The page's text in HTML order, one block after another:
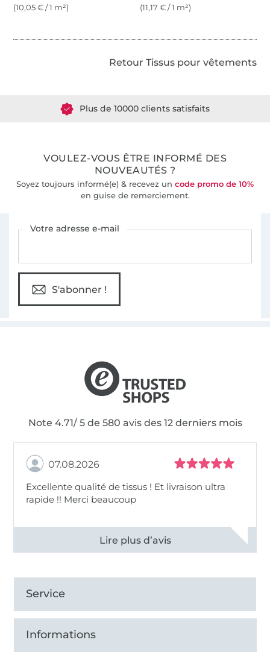
(10,05 € / 1 m²)
(11,17 € / 1 m²)
Retour Tissus pour vêtements
Plus de 1.8 millions de mètres de tissu en stock
VOULEZ-VOUS ÊTRE INFORMÉ DES
NOUVEAUTÉS ?
Soyez toujours informé(e) & recevez un code promo de 10%
en guise de remerciement.
Votre adresse e-mail
S'abonner !
Note 4.71/ 5 de 580 avis des 12 derniers mois
07.08.2026
Excellente qualité de tissus ! Et livraison ultra
rapide !! Merci beaucoup
Voir tous les 11498 commentaires
Service
Informations